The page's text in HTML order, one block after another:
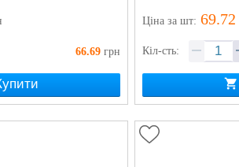
66.69 грн
Ціназа шт: 69.72
Кіл-сть: